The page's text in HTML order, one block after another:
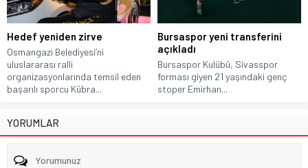
Hedef yeniden zirve
Osmangazi Belediyesi’ni
uluslararası ralli
organizasyonlarında temsil eden
başarılı sporcu Kübra...
Bursaspor yeni transferini
açıkladı
Bursaspor Kulübü, Sivasspor
forması giyen 21 yaşındaki genç
stoper Emirhan...
YORUMLAR